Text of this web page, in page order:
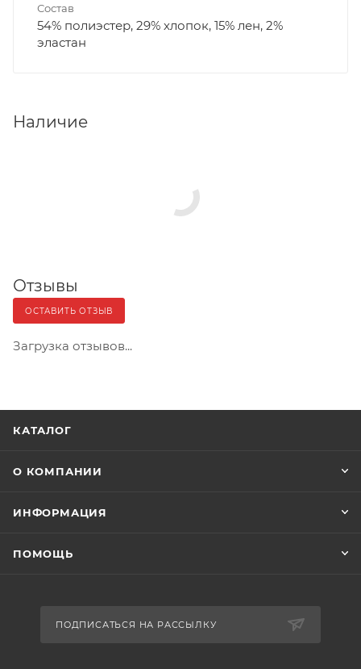
Состав
54% полиэстер, 29% хлопок, 15% лен, 2%
эластан
Наличие
Отзывы
ОСТАВИТЬ ОТЗЫВ
Загрузка отзывов...
КАТАЛОГ
О КОМПАНИИ
ИНФОРМАЦИЯ
ПОМОЩЬ
ПОДПИСАТЬСЯ НА РАССЫЛКУ